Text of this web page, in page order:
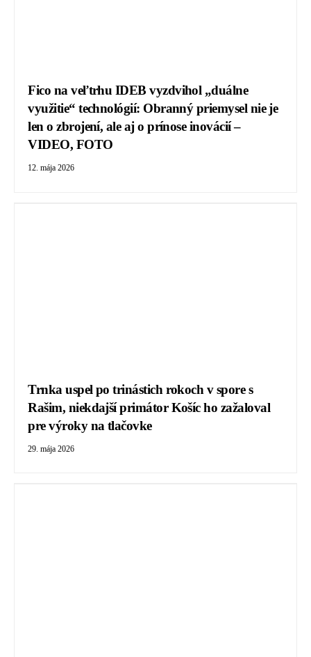
Fico na veľtrhu IDEB vyzdvihol „duálne
využitie“ technológií: Obranný priemysel nie je
len o zbrojení, ale aj o prínose inovácií –
VIDEO, FOTO
12. mája 2026
Trnka uspel po trinástich rokoch v spore s
Rašim, niekdajší primátor Košíc ho zažaloval
pre výroky na tlačovke
29. mája 2026